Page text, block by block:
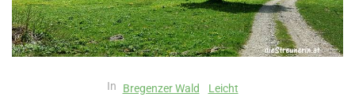
In Bregenzer Wald Leicht